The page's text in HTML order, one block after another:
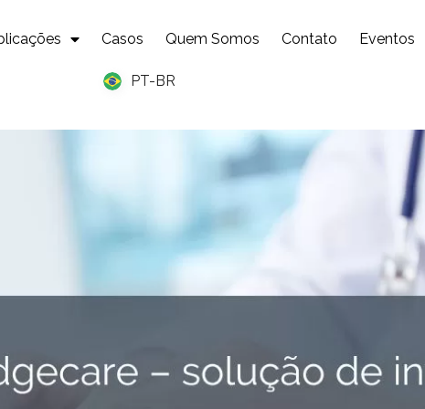
Casos Quem Somos Contato Eventos
PT-BR